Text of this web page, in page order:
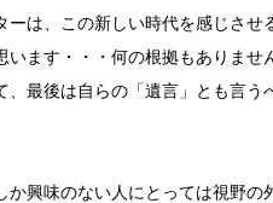
ーは、この新しい時代を感じさ
います・・・何の根拠もありま
、最後は自らの「遺言」とも言
か興味のない人にとっては視野